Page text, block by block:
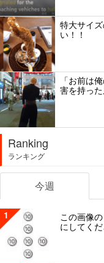
特大サイ
い！！
「お前は
害を持っ
Ranking
ランキング
今週
1
この画像
にしてくだ